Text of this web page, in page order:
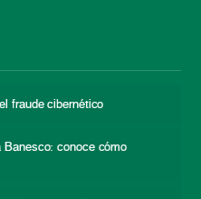
fraude cibernético
Banesco: conoce cómo